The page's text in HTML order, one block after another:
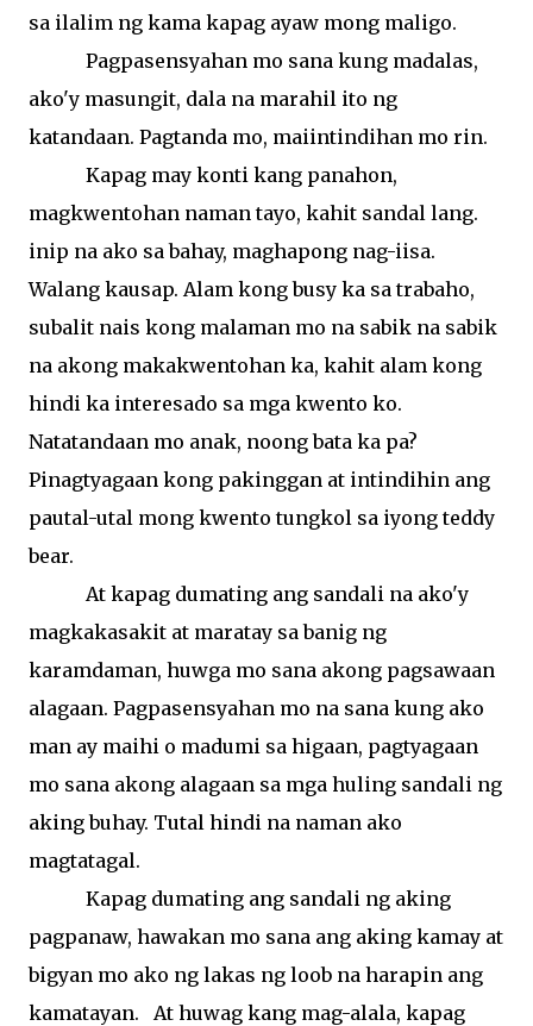
sa ilalim ng kama kapag ayaw mong maligo.
Pagpasensyahan mo sana kung madalas,
ako'y masungit, dala na marahil ito ng
katandaan. Pagtanda mo, maiintindihan mo rin.
Kapag may konti kang panahon,
magkwentohan naman tayo, kahit sandal lang.
inip na ako sa bahay, maghapong nag-iisa.
Walang kausap. Alam kong busy ka sa trabaho,
subalit nais kong malaman mo na sabik na sabik
na akong makakwentohan ka, kahit alam kong
hindi ka interesado sa mga kwento ko.
Natatandaan mo anak, noong bata ka pa?
Pinagtyagaan kong pakinggan at intindihin ang
pautal-utal mong kwento tungkol sa iyongteddy
bear.
At kapag dumating ang sandali na ako'y
magkakasakit at maratay sa banig ng
karamdaman, huwga mo sana akong pagsawaan
alagaan. Pagpasensyahan mo na sana kung ako
man ay maihi o madumi sa higaan, pagtyagaan
mo sana akong alagaan sa mga huling sandali ng
aking buhay. Tutal hindi na naman ako
magtatagal.
Kapag dumating ang sandali ng aking
pagpanaw, hawakan mo sana ang aking kamay at
bigyan mo ako ng lakas ng loob na harapin ang
kamatayan. At huwag kang mag-alala, kapag